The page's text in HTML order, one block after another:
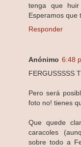
tenga que
Esperamos que
Responder
Anónimo 6:48
FERGUSSSSS
Pero será
foto no! tienes
Que quede
caracoles
sobre todo a